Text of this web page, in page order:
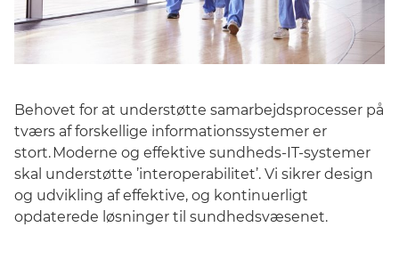
Behovet for at understøtte samarbejdsprocesser på
tværs af forskellige informationssystemer er
stort. Moderne og effektive sundheds-IT-systemer
skal understøtte ’interoperabilitet’. Vi sikrer design
og udvikling af effektive, og kontinuerligt
opdaterede løsninger til sundhedsvæsenet.